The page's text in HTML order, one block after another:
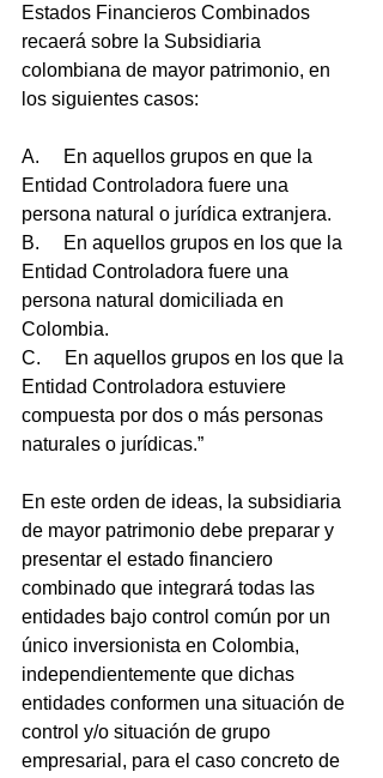
Estados Financieros Combinados
recaerá sobre la Subsidiaria
colombiana de mayor patrimonio, en
los siguientes casos:
A.     En aquellos grupos en que la
Entidad Controladora fuere una
persona natural o jurídica extranjera.
B.     En aquellos grupos en los que la
Entidad Controladora fuere una
persona natural domiciliada en
Colombia.
C.     En aquellos grupos en los que la
Entidad Controladora estuviere
compuesta por dos o más personas
naturales o jurídicas.”
En este orden de ideas, la subsidiaria
de mayor patrimonio debe preparar y
presentar el estado financiero
combinado que integrará todas las
entidades bajo control común por un
único inversionista en Colombia,
independientemente que dichas
entidades conformen una situación de
control y/o situación de grupo
empresarial, para el caso concreto de